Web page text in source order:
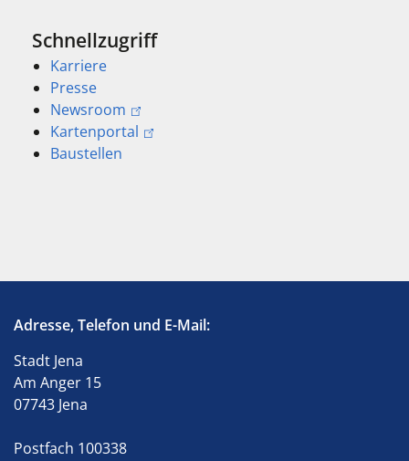
Schnellzugriff
Karriere
Presse
Newsroom
Kartenportal
Baustellen
Adresse, Telefon und E-Mail:
Stadt Jena
Am Anger 15
07743 Jena
Postfach 100338